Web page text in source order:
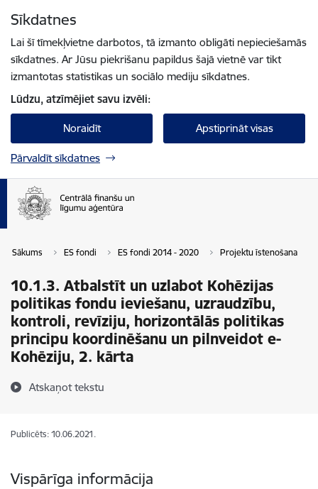
Sīkdatnes
Lai šī tīmekļvietne darbotos, tā izmanto obligāti nepieciešamās
sīkdatnes. Ar Jūsu piekrišanu papildus šajā vietnē var tikt
izmantotas statistikas un sociālo mediju sīkdatnes.
Lūdzu, atzīmējiet savu izvēli:
Noraidīt Apstiprināt visas
Pārvaldīt sīkdatnes
Sākums ES fondi ES fondi 2014 - 2020 Projektu īstenošana
10.1.3. Atbalstīt un uzlabot Kohēzijas
politikas fondu ieviešanu, uzraudzību,
kontroli, revīziju, horizontālās politikas
principu koordinēšanu un pilnveidot e-
Kohēziju, 2. kārta
Atskaņot tekstu
Publicēts: 10.06.2021.
Vispārīga informācija